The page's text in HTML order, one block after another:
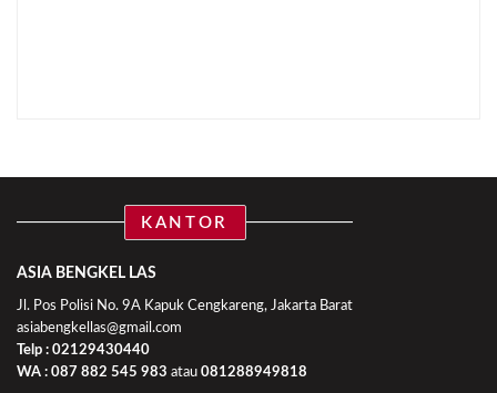
KANTOR
ASIA BENGKEL LAS
Jl. Pos Polisi No. 9A Kapuk Cengkareng, Jakarta Barat
asiabengkellas@gmail.com
Telp : 02129430440
WA : 087 882 545 983 atau 081288949818